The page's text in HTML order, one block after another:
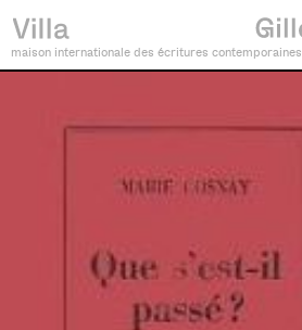
maison internationale des écritures contemporaines